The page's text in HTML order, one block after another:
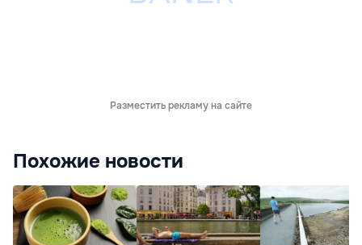
Разместить рекламу на сайте
Похожие новости